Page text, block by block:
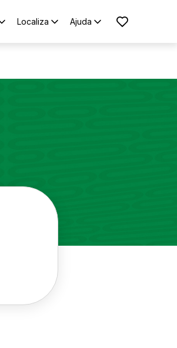
Localiza Ajuda